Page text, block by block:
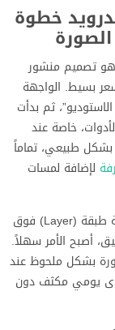
خطوة
هو تصميم منشور
بسيط. الواجهة
ثم بدأت
خاصة عند
بشكل طبيعي، تماماً
لإضافة لمسات
واجهت بعض التعثر البسيط في البداية عند محاولة طبقة (Layer) فوق
أصبح الأمر سهلاً.
بشكل ملحوظ عند
يومي مكثف دون